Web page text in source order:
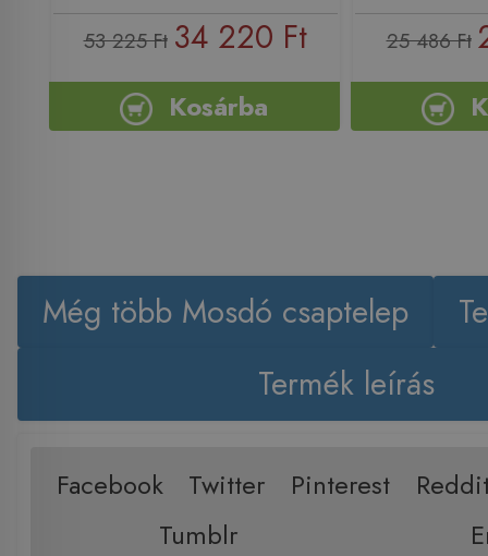
53 225 Ft 34 220 Ft
Kosárba
25 486 Ft
Még több Mosdó csaptelep
Termék leírás
Facebook Twitter Pinterest
Tumblr